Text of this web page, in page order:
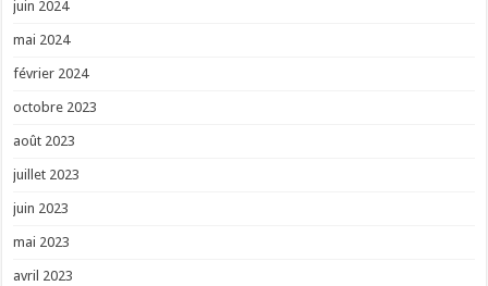
juin 2024
mai 2024
février 2024
octobre 2023
août 2023
juillet 2023
juin 2023
mai 2023
avril 2023